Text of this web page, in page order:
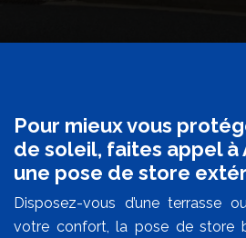
Pour mieux vous
de soleil, faites appel à
une pose de store
Disposez-vous d’une terrasse
votre confort, la pose de store